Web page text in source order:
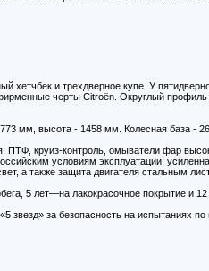
хетчбек и трехдверное купе. У
черты Citroёn. Округлый
мм, высота - 1458 мм. Колесная база -
круиз-контроль, омыватели фар
условиям эксплуатации:
а также защита двигателя стальным
5 лет—на лакокрасочное покрытие и
звезд» за безопасность на испытаниях по